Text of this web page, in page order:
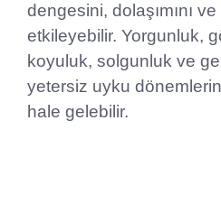
dengesini, dolaşımını
etkileyebilir. Yorgunluk,
koyuluk, solgunluk ve
yetersiz uyku
hale gelebilir.